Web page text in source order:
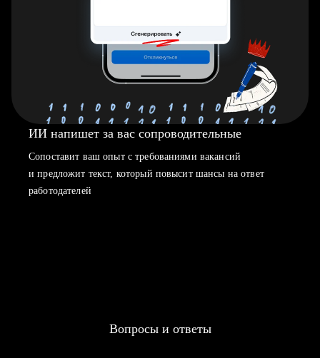
ИИ напишет за вас сопроводительные
Сопоставит ваш опыт с требованиями вакансий
и предложит текст, который повысит шансы на ответ
работодателей
Вопросы и ответы